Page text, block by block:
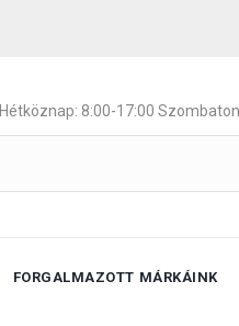
Hétköznap: 8:00-17:00
FORGALMAZOTT MÁRKÁINK